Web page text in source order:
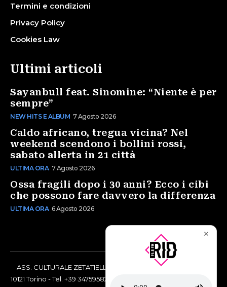
Termini e condizioni
Privacy Policy
Cookies Law
Ultimi articoli
Sayanbull feat. Sinomine: “Niente è per
sempre”
NEW HITS E ALBUM 7 Agosto 2026
Caldo africano, tregua vicina? Nel
weekend scendono i bollini rossi,
sabato allerta in 21 città
ULTIMA ORA 7 Agosto 2026
Ossa fragili dopo i 30 anni? Ecco i cibi
che possono fare davvero la differenza
ULTIMA ORA 6 Agosto 2026
ASS. CULTURALE ZETATIELLE OFF via Vittorio Amedeo II, 21 -
10121 Torino - Tel. +39 3475958238 - Codice Fiscale 97883690014
✕